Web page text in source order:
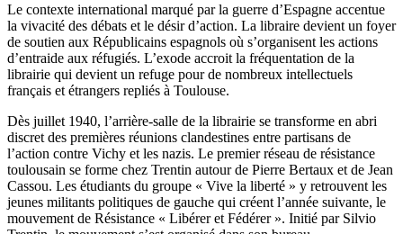
Le contexte international marqué par la guerre d’Espagne accentue
la vivacité des débats et le désir d’action. La libraire devient un foyer
de soutien aux Républicains espagnols où s’organisent les actions
d’entraide aux réfugiés. L’exode accroit la fréquentation de la
librairie qui devient un refuge pour de nombreux intellectuels
français et étrangers repliés à Toulouse.
Dès juillet 1940, l’arrière-salle de la librairie se transforme en abri
discret des premières réunions clandestines entre partisans de
l’action contre Vichy et les nazis. Le premier réseau de résistance
toulousain se forme chez Trentin autour de Pierre Bertaux et de Jean
Cassou. Les étudiants du groupe « Vive la liberté » y retrouvent les
jeunes militants politiques de gauche qui créent l’année suivante, le
mouvement de Résistance « Libérer et Fédérer ». Initié par Silvio